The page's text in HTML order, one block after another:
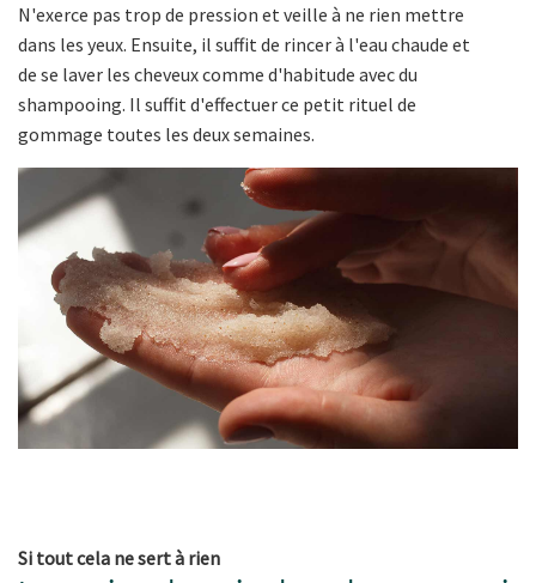
N'exerce pas trop de pression et veille à ne rien mettre
dans les yeux. Ensuite, il suffit de rincer à l'eau chaude et
de se laver les cheveux comme d'habitude avec du
shampooing. Il suffit d'effectuer ce petit rituel de
gommage toutes les deux semaines.
Si tout cela ne sert à rien